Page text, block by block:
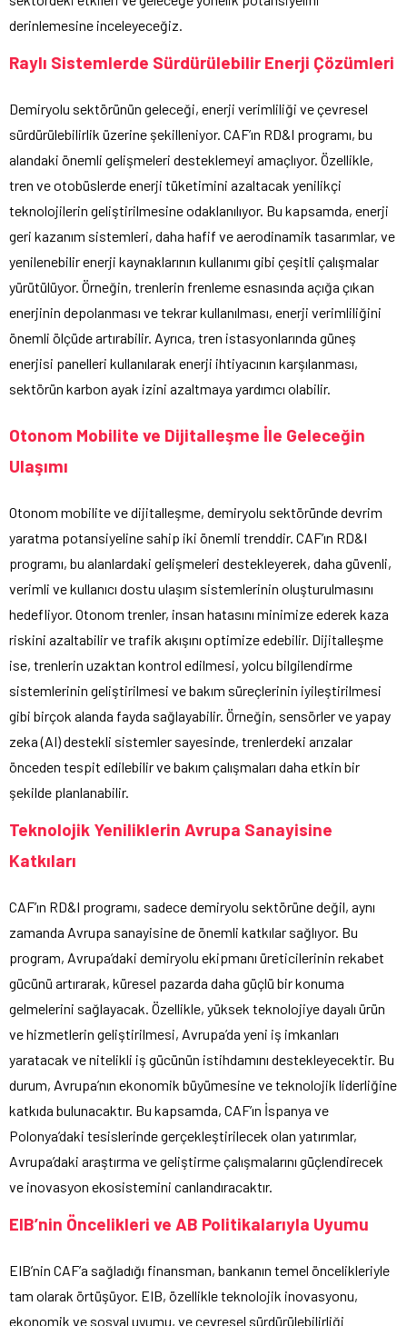
derinlemesine inceleyeceğiz.
Raylı Sistemlerde Sürdürülebilir Enerji Çözümleri
Demiryolu sektörünün geleceği, enerji verimliliği ve çevresel
sürdürülebilirlik üzerine şekilleniyor. CAF’ın RD&I programı, bu
alandaki önemli gelişmeleri desteklemeyi amaçlıyor. Özellikle,
tren ve otobüslerde enerji tüketimini azaltacak yenilikçi
teknolojilerin geliştirilmesine odaklanılıyor. Bu kapsamda, enerji
geri kazanım sistemleri, daha hafif ve aerodinamik tasarımlar, ve
yenilenebilir enerji kaynaklarının kullanımı gibi çeşitli çalışmalar
yürütülüyor. Örneğin, trenlerin frenleme esnasında açığa çıkan
enerjinin depolanması ve tekrar kullanılması, enerji verimliliğini
önemli ölçüde artırabilir. Ayrıca, tren istasyonlarında güneş
enerjisi panelleri kullanılarak enerji ihtiyacının karşılanması,
sektörün karbon ayak izini azaltmaya yardımcı olabilir.
Otonom Mobilite ve Dijitalleşme İle Geleceğin
Ulaşımı
Otonom mobilite ve dijitalleşme, demiryolu sektöründe devrim
yaratma potansiyeline sahip iki önemli trenddir. CAF’ın RD&I
programı, bu alanlardaki gelişmeleri destekleyerek, daha güvenli,
verimli ve kullanıcı dostu ulaşım sistemlerinin oluşturulmasını
hedefliyor. Otonom trenler, insan hatasını minimize ederek kaza
riskini azaltabilir ve trafik akışını optimize edebilir. Dijitalleşme
ise, trenlerin uzaktan kontrol edilmesi, yolcu bilgilendirme
sistemlerinin geliştirilmesi ve bakım süreçlerinin iyileştirilmesi
gibi birçok alanda fayda sağlayabilir. Örneğin, sensörler ve yapay
zeka (AI) destekli sistemler sayesinde, trenlerdeki arızalar
önceden tespit edilebilir ve bakım çalışmaları daha etkin bir
şekilde planlanabilir.
Teknolojik Yeniliklerin Avrupa Sanayisine
Katkıları
CAF’ın RD&I programı, sadece demiryolu sektörüne değil, aynı
zamanda Avrupa sanayisine de önemli katkılar sağlıyor. Bu
program, Avrupa’daki demiryolu ekipmanı üreticilerinin rekabet
gücünü artırarak, küresel pazarda daha güçlü bir konuma
gelmelerini sağlayacak. Özellikle, yüksek teknolojiye dayalı ürün
ve hizmetlerin geliştirilmesi, Avrupa’da yeni iş imkanları
yaratacak ve nitelikli iş gücünün istihdamını destekleyecektir. Bu
durum, Avrupa’nın ekonomik büyümesine ve teknolojik liderliğine
katkıda bulunacaktır. Bu kapsamda, CAF’ın İspanya ve
Polonya’daki tesislerinde gerçekleştirilecek olan yatırımlar,
Avrupa’daki araştırma ve geliştirme çalışmalarını güçlendirecek
ve inovasyon ekosistemini canlandıracaktır.
EIB’nin Öncelikleri ve AB Politikalarıyla Uyumu
EIB’nin CAF’a sağladığı finansman, bankanın temel öncelikleriyle
tam olarak örtüşüyor. EIB, özellikle teknolojik inovasyonu,
ekonomik ve sosyal uyumu, ve çevresel sürdürülebilirliği